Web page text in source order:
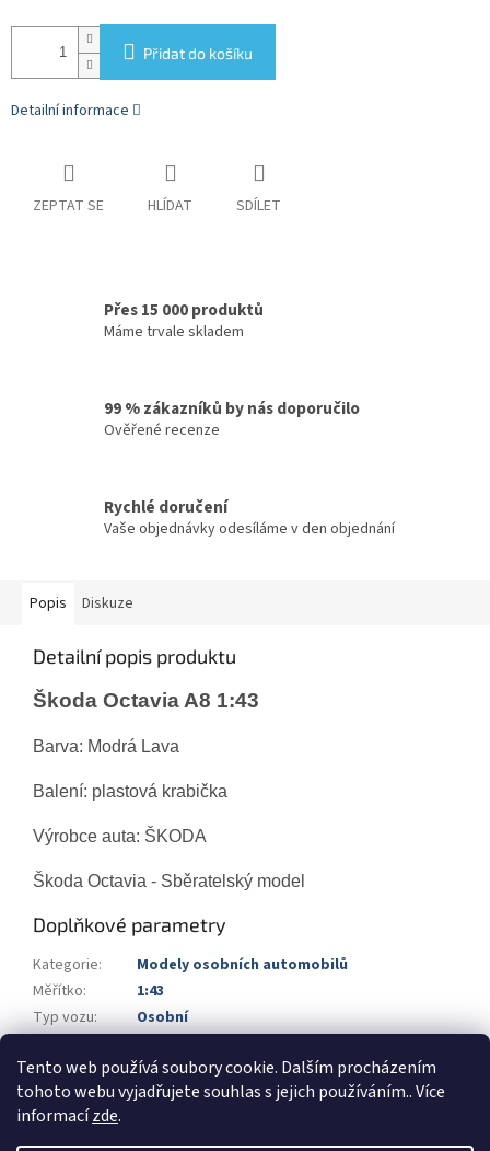
Tento web používá soubory cookie. Dalším procházením
tohoto webu vyjadřujete souhlas s jejich používáním.. Více
informacízde.
Přidat do košíku
Detailní informace
ZEPTAT SE HLÍDAT SDÍLET
Přes 15 000 produktů
Máme trvale skladem
99 % zákazníků by nás doporučilo
Ověřené recenze
Rychlé doručení
Vaše objednávky odesíláme v den objednání
Popis Diskuze
Detailní popis produktu
Škoda Octavia A8 1:43
Barva: Modrá Lava
Balení: plastová krabička
Výrobce auta: ŠKODA
Škoda Octavia - Sběratelský model
Doplňkové parametry
Kategorie:
Modely osobních automobilů
Měřítko:
1:43
Typ vozu:
Osobní
Barva: modrá